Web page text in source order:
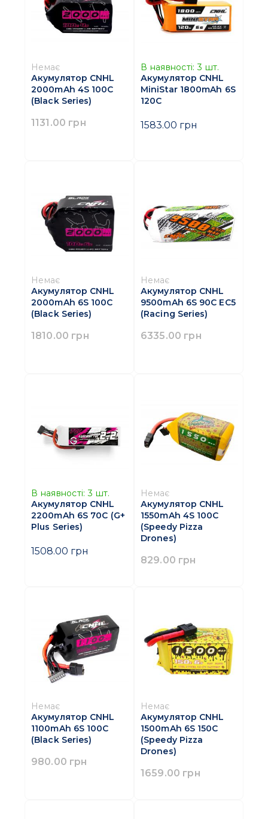
Немає
Акумулятор CNHL
2000mAh 4S 100C
(Black Series)
1131.00 грн
В наявності: 3 шт.
Акумулятор CNHL
MiniStar 1800mAh 6S
120C
1583.00 грн
Немає
Акумулятор CNHL
2000mAh 6S 100C
(Black Series)
1810.00 грн
Немає
Акумулятор CNHL
9500mAh 6S 90C EC5
(Racing Series)
6335.00 грн
В наявності: 3 шт.
Акумулятор CNHL
2200mAh 6S 70C (G+
Plus Series)
1508.00 грн
Немає
Акумулятор CNHL
1550mAh 4S 100C
(Speedy Pizza
Drones)
829.00 грн
Немає
Акумулятор CNHL
1100mAh 6S 100C
(Black Series)
980.00 грн
Немає
Акумулятор CNHL
1500mAh 6S 150C
(Speedy Pizza
Drones)
1659.00 грн